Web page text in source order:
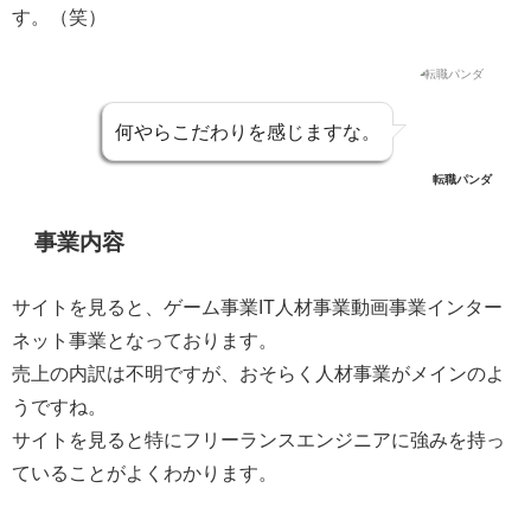
す。（笑）
何やらこだわりを感じますな。
転職パンダ
事業内容
サイトを見ると、ゲーム事業IT人材事業動画事業インター
ネット事業となっております。
売上の内訳は不明ですが、おそらく人材事業がメインのよ
うですね。
サイトを見ると特にフリーランスエンジニアに強みを持っ
ていることがよくわかります。